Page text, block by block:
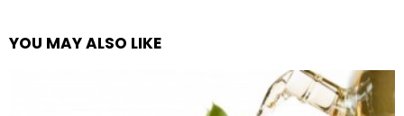
YOU MAY ALSO LIKE